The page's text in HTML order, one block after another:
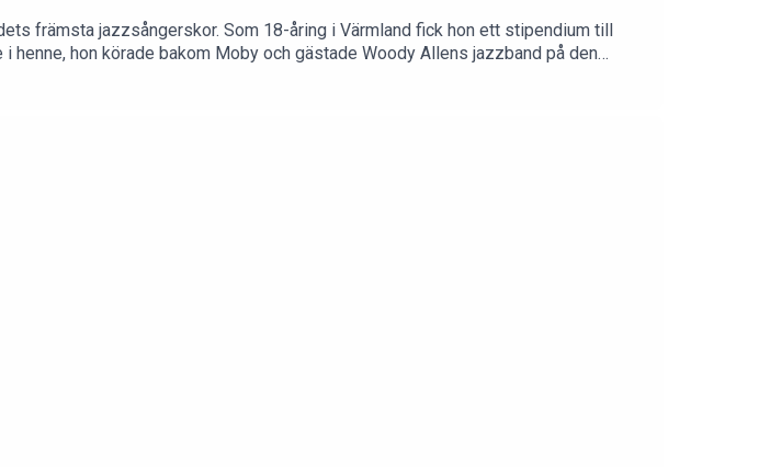
främsta jazzsångerskor. Som 18-åring i Värmland fick hon ett stipendium till
hon körade bakom Moby och gästade Woody Allens jazzband på den
alkohol, droger och sex på Manhattan gjorde att hon förlorade stipendiet. Sliten
till musiken, som gick via tolvstegsprogram, präststudier och en